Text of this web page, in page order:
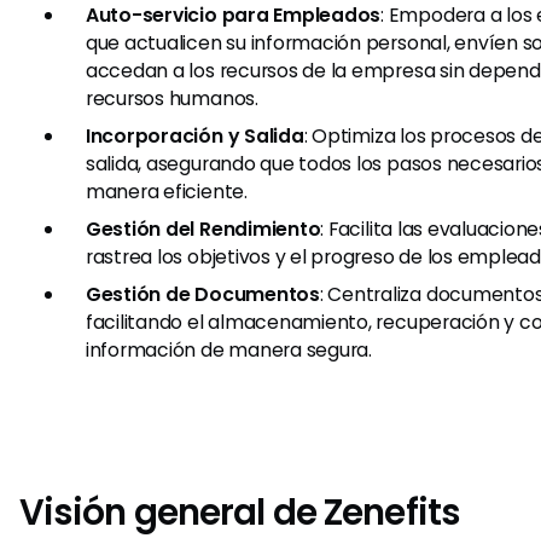
Auto-servicio para Empleados: Empodera a
que actualicen su información personal, envíen
accedan a los recursos de la empresa sin
recursos humanos.
Incorporación y Salida: Optimiza los procesos
salida, asegurando que todos los pasos
manera eficiente.
Gestión del Rendimiento: Facilita las
rastrea los objetivos y el progreso de los
Gestión de Documentos: Centraliza
facilitando el almacenamiento, recuperación y
información de manera segura.
Visión general de Zenefits